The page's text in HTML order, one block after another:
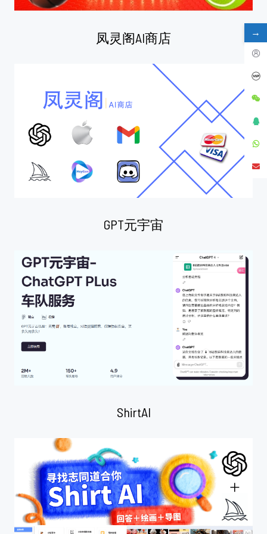
凤灵阁AI商店
GPT元宇宙
ShirtAI
→